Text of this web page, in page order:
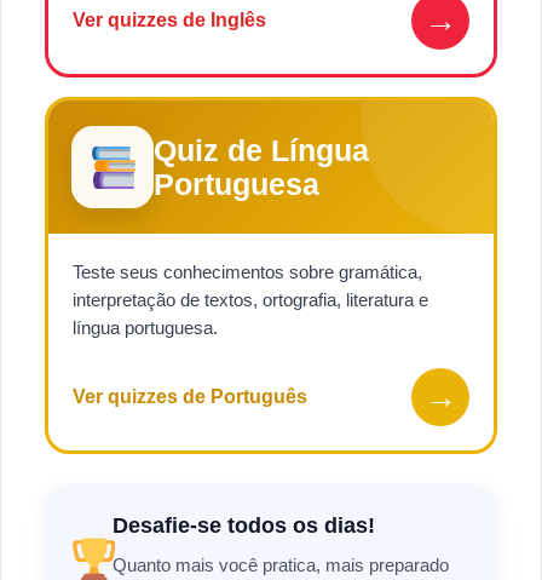
Ver quizzes de Inglês →
Quiz de Língua
Portuguesa
Teste seus conhecimentos sobre gramática,
interpretação de textos, ortografia, literatura e
língua portuguesa.
Ver quizzes de Português →
Desafie-se todos os dias!
Quanto mais você pratica, mais preparado